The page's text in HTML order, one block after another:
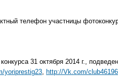
телефон участницы
31 октября 2014 г.,
yoriprestig23 http://Vk.com/